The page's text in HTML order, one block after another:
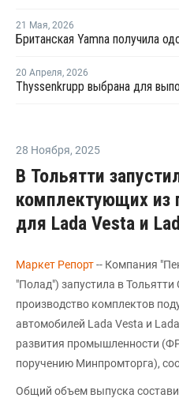
21 Мая, 2026
20 Апреля, 2026
28 Ноября, 2025
В Тольятти
комплектующих из
для Lada Vesta и
Маркет Репорт-- Компания
"Полад") запустила в
производство комплектов
автомобилей Lada Vesta и
развития промышленности
поручению Минпромторга),
Общий объем выпуска